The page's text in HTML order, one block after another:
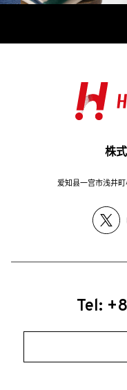
株
爱知县一宫市浅井
Tel: